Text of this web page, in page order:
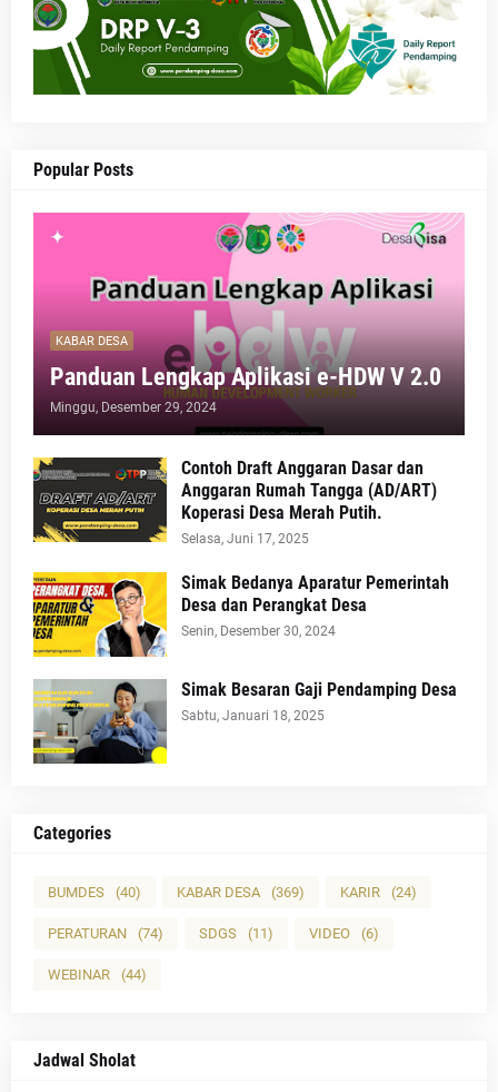
Popular Posts
KABAR DESA
Panduan Lengkap Aplikasi e-HDW V 2.0
Minggu, Desember 29, 2024
Contoh Draft Anggaran Dasar dan
Anggaran Rumah Tangga (AD/ART)
Koperasi Desa Merah Putih.
Selasa, Juni 17, 2025
Simak Bedanya Aparatur Pemerintah
Desa dan Perangkat Desa
Senin, Desember 30, 2024
Simak Besaran Gaji Pendamping Desa
Sabtu, Januari 18, 2025
Categories
BUMDES (40) KABAR DESA (369) KARIR (24)
PERATURAN (74) SDGS (11) VIDEO (6)
WEBINAR (44)
Jadwal Sholat